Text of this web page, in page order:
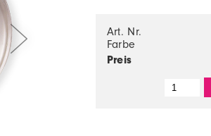
Art. Nr.
Farbe
Preis